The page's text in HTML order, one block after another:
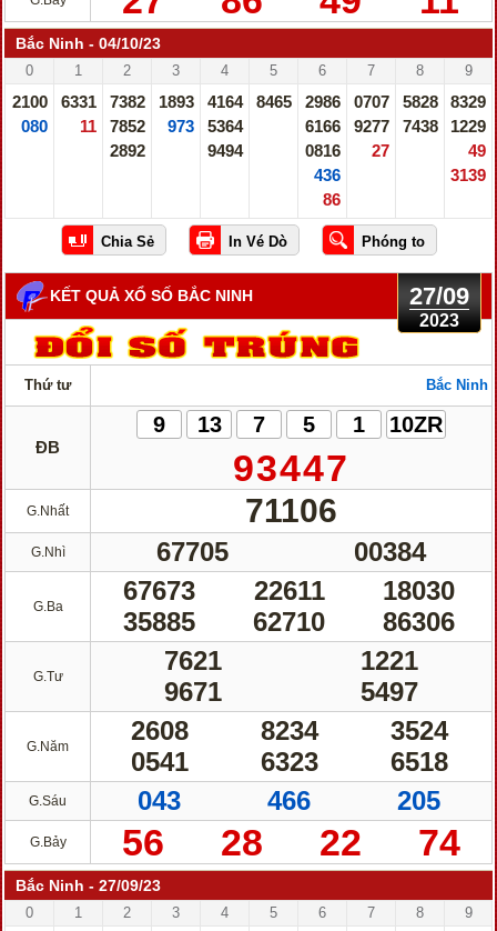
Bắc Ninh - 04/10/23
0 1 2 3 4 5 6 7 8 9
2100
080
6331
11
7382
7852
2892
1893
973
4164
5364
9494
8465
2986
6166
0816
436
86
0707
9277
27
5828
7438
8329
1229
49
3139
27/09
2023
KẾT QUẢ XỔ SỐ BẮC NINH
Thứ tư Bắc Ninh
ĐB
9 13 7 5 1 10ZR
93447
G.Nhất 71106
G.Nhì 67705 00384
G.Ba
67673 22611
18030
35885
62710 86306
G.Tư
7621
1221
9671
5497
G.Năm
2608 8234
3524
0541
6323 6518
G.Sáu 043 466 205
G.Bảy 56 28 22 74
Bắc Ninh - 27/09/23
0 1 2 3 4 5 6 7 8 9